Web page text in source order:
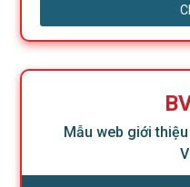
Mẫu web giới